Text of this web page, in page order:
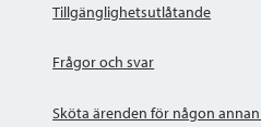
Tillgänglighetsutlåtande
Frågor och svar
Sköta ärenden för någon